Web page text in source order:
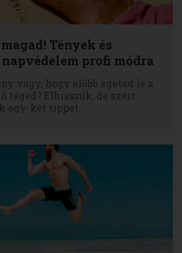
Tények és
profi módra
vagy, hogy előbb égeted le a
téged? Elhisszük, de azért
egy-két tippet.